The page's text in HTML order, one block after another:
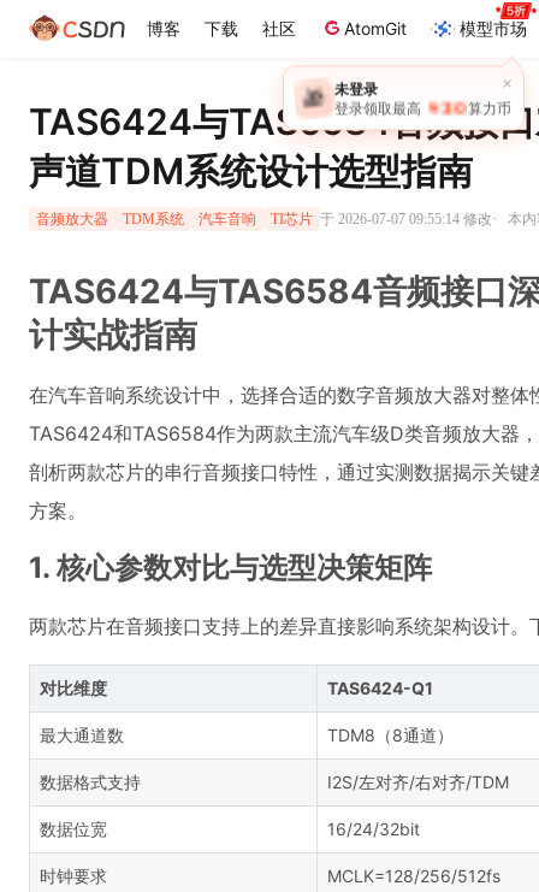
博客 下载 社区 AtomGit 模型市场
×
🎁 未登录
登录领取最高 ￥30 算力币
TAS6424与TAS6584音频接
声道TDM系统设计选型指南
音频放大器 TDM系统 汽车音响 TI芯片 于 2026-07-07 09:55:14 修改· 本内
TAS6424与TAS6584音频接口
计实战指南
在汽车音响系统设计中，选择合适的数字音频放大器对整
TAS6424和TAS6584作为两款主流汽车级D类音频放大器
剖析两款芯片的串行音频接口特性，通过实测数据揭示关
方案。
1. 核心参数对比与选型决策矩阵
两款芯片在音频接口支持上的差异直接影响系统架构设计
对比维度 TAS6424-Q1
最大通道数 TDM8（8通道）
数据格式支持 I2S/左对齐/右对齐/TDM
数据位宽 16/24/32bit
时钟要求 MCLK=128/256/512fs